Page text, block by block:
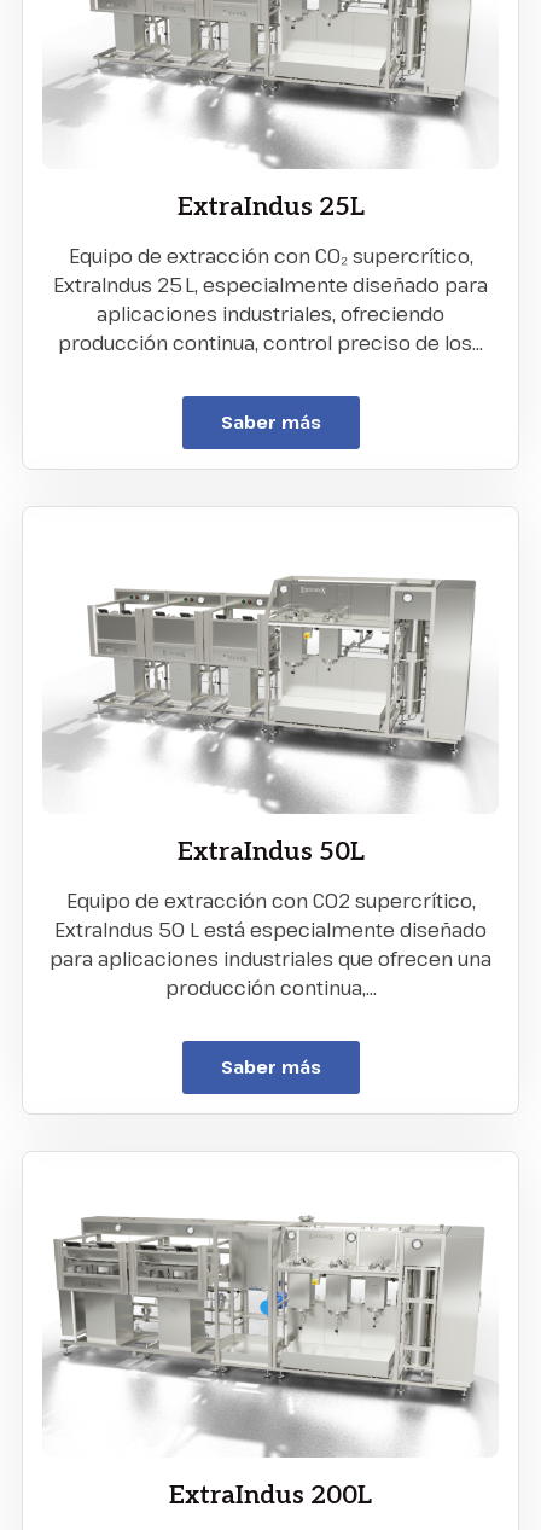
ExtraIndus 25L
Equipo de extracción con CO₂ supercrítico,
ExtraIndus 25 L, especialmente diseñado para
aplicaciones industriales, ofreciendo
producción continua, control preciso de los…
Saber más
ExtraIndus 50L
Equipo de extracción con CO2 supercrítico,
ExtraIndus 50 L está especialmente diseñado
para aplicaciones industriales que ofrecen una
producción continua,…
Saber más
ExtraIndus 200L